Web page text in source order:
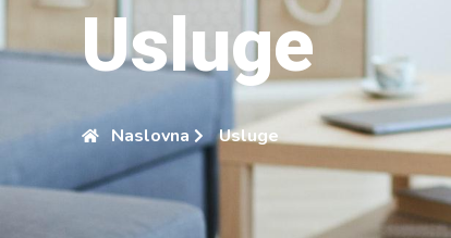
Usluge
Naslovna Usluge